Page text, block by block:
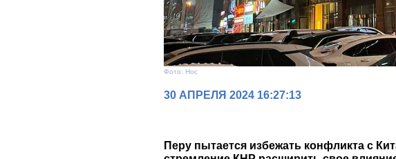
Фото: Нос
30 АПРЕЛЯ 2024 16:27:13
Перу пытается избежать конфликта с